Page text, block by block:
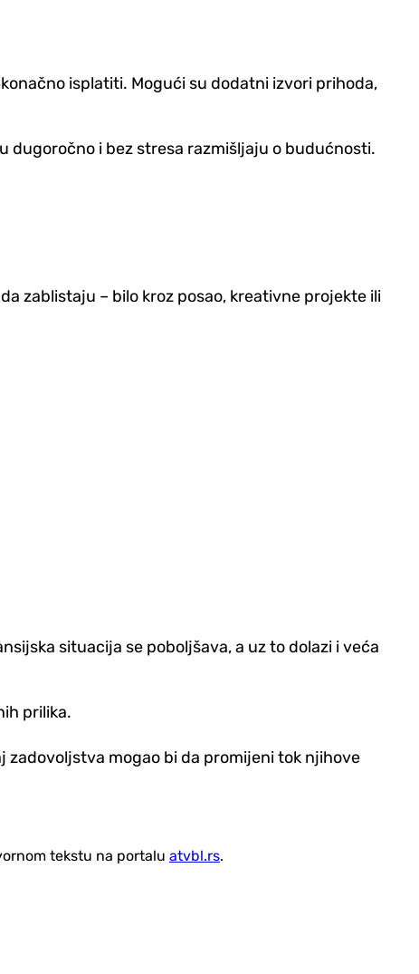
isplatiti. Mogući su dodatni izvori prihoda,
dugoročno i bez stresa razmišljaju o budućnosti.
zablistaju – bilo kroz posao, kreativne projekte ili
situacija se poboljšava, a uz to dolazi i veća
prilika.
zadovoljstva mogao bi da promijeni tok njihove
tekstu na portalu atvbl.rs.